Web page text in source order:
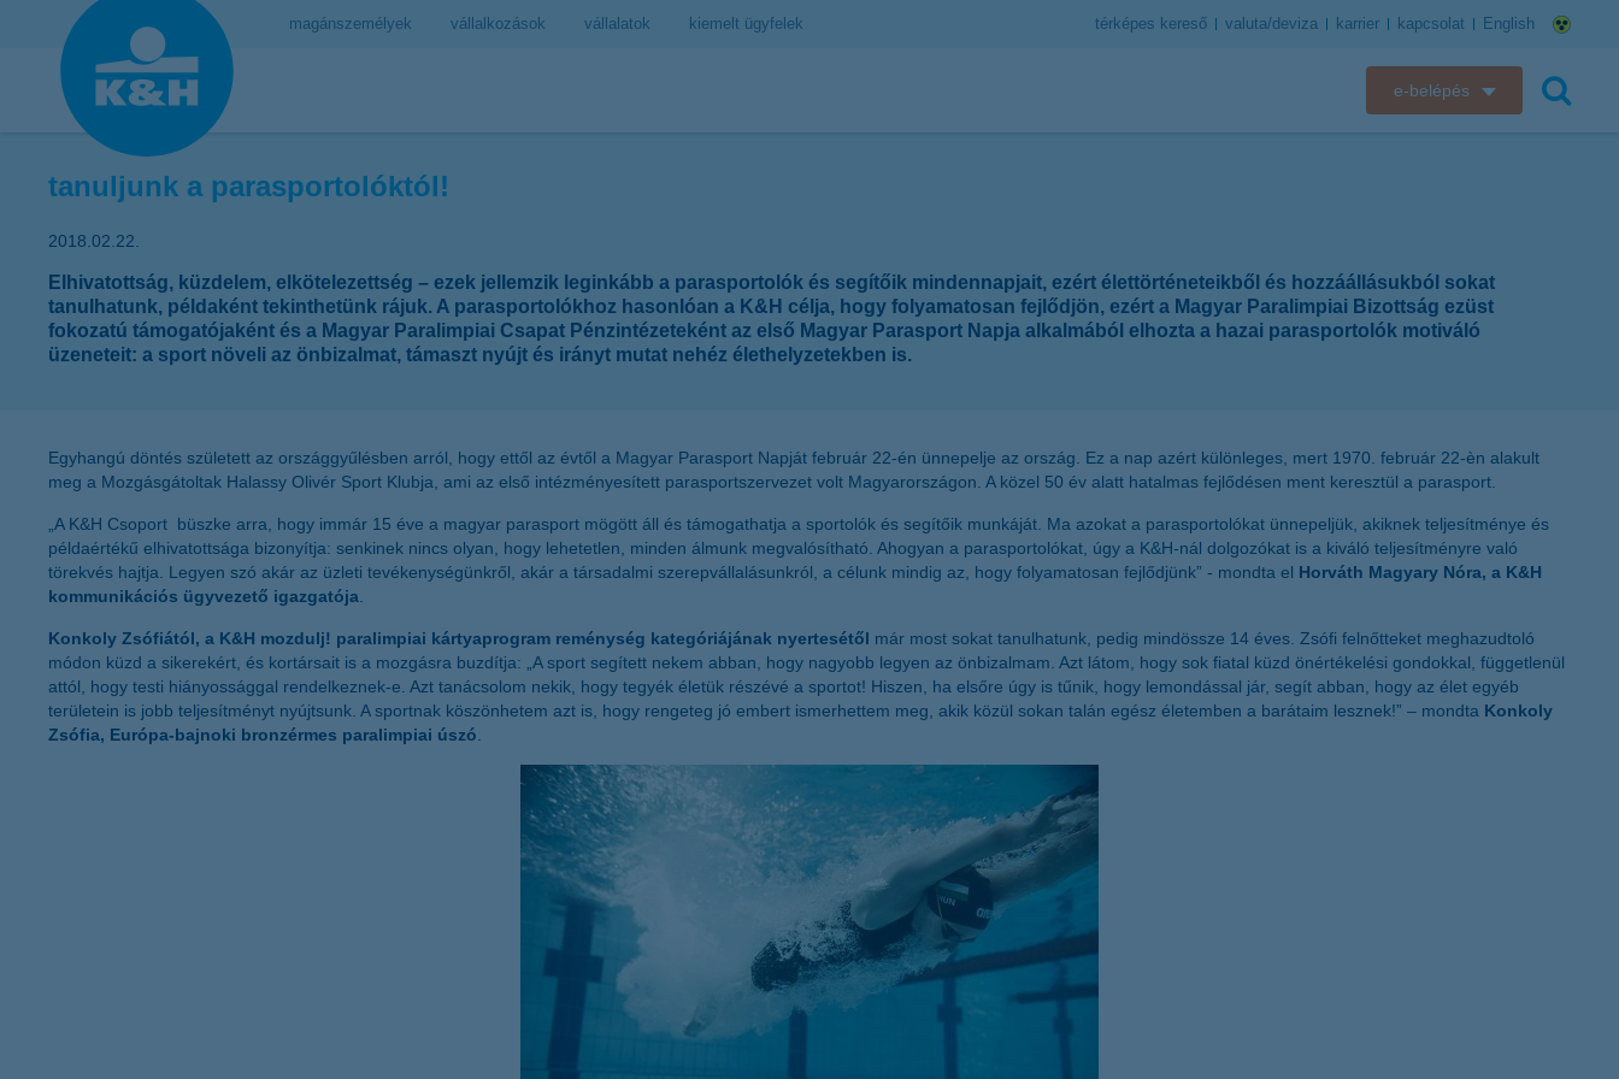
magánszemélyek vállalkozások vállalatok kiemelt ügyfelek térképes kereső valuta/deviza karrier kapcsolat English
e-belépés
K&H web Electra
K&H token megújítás
tanuljunk a parasportolóktól!
2018.02.22.
Elhivatottság, küzdelem, elkötelezettség – ezek jellemzik leginkább a parasportolók és segítőik mindennapjait, ezért élettörténeteikből és hozzáállásukból sokat
tanulhatunk, példaként tekinthetünk rájuk. A parasportolókhoz hasonlóan a K&H célja, hogy folyamatosan fejlődjön, ezért a Magyar Paralimpiai Bizottság ezüst
fokozatú támogatójaként és a Magyar Paralimpiai Csapat Pénzintézeteként az első Magyar Parasport Napja alkalmából elhozta a hazai parasportolók motiváló
üzeneteit: a sport növeli az önbizalmat, támaszt nyújt és irányt mutat nehéz élethelyzetekben is.
Egyhangú döntés született az országgyűlésben arról, hogy ettől az évtől a Magyar Parasport Napját február 22-én ünnepelje az ország. Ez a nap azért különleges, mert 1970. február 22-èn alakult
meg a Mozgásgátoltak Halassy Olivér Sport Klubja, ami az első intézményesített parasportszervezet volt Magyarországon. A közel 50 év alatt hatalmas fejlődésen ment keresztül a parasport.
„A K&H Csoport büszke arra, hogy immár 15 éve a magyar parasport mögött áll és támogathatja a sportolók és segítőik munkáját. Ma azokat a parasportolókat ünnepeljük, akiknek teljesítménye és
példaértékű elhivatottsága bizonyítja: senkinek nincs olyan, hogy lehetetlen, minden álmunk megvalósítható. Ahogyan a parasportolókat, úgy a K&H-nál dolgozókat is a kiváló teljesítményre való
törekvés hajtja. Legyen szó akár az üzleti tevékenységünkről, akár a társadalmi szerepvállalásunkról, a célunk mindig az, hogy folyamatosan fejlődjünk” - mondta el Horváth Magyary Nóra, a K&H
kommunikációs ügyvezető igazgatója
Konkoly Zsófiától, a K&H mozdulj! paralimpiai kártyaprogram reménység kategóriájának nyertesétől már most sokat tanulhatunk, pedig mindössze 14 éves. Zsófi felnőtteket meghazudtoló
módon küzd a sikerekért, és kortársait is a mozgásra buzdítja: „A sport segített nekem abban, hogy nagyobb legyen az önbizalmam. Azt látom, hogy sok fiatal küzd önértékelési gondokkal, függetlenül
attól, hogy testi hiányossággal rendelkeznek-e. Azt tanácsolom nekik, hogy tegyék életük részévé a sportot! Hiszen, ha elsőre úgy is tűnik, hogy lemondással jár, segít abban, hogy az élet egyéb
területein is jobb teljesítményt nyújtsunk. A sportnak köszönhetem azt is, hogy rengeteg jó embert ismerhettem meg, akik közül sokan talán egész életemben a barátaim lesznek!” – mondta Konkoly
Zsófia, Európa-bajnoki bronzérmes paralimpiai úszó